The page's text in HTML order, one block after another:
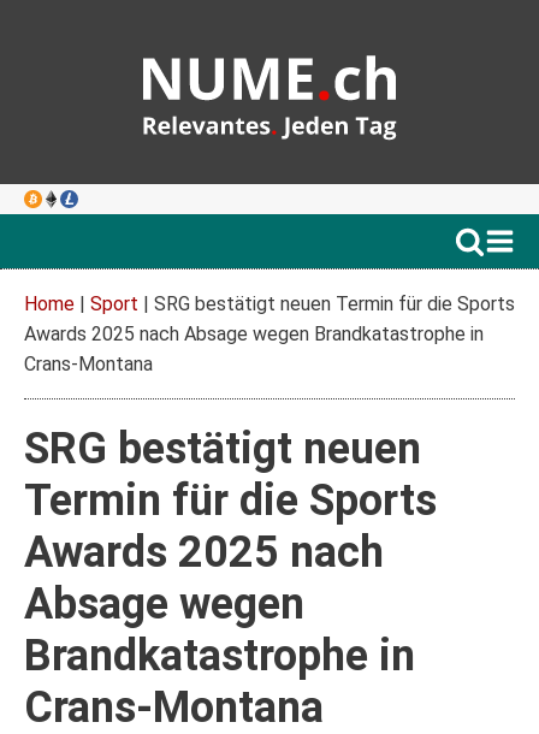
Home | Sport | SRG bestätigt neuen Termin für die Sports
Awards 2025 nach Absage wegen Brandkatastrophe in
Crans-Montana
SRG bestätigt neuen
Termin für die Sports
Awards 2025 nach
Absage wegen
Brandkatastrophe in
Crans-Montana